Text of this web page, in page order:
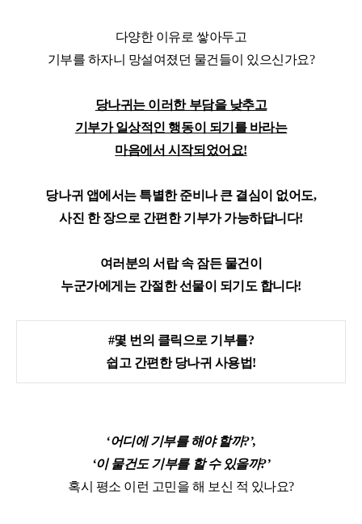
다양한 이유로 쌓아두고
기부를 하자니 망설여졌던 물건들이 있으신가요?
당나귀는 이러한 부담을 낮추고
기부가 일상적인 행동이 되기를 바라는
마음에서 시작되었어요!
당나귀 앱에서는 특별한 준비나 큰 결심이 없어도,
사진 한 장으로 간편한 기부가 가능하답니다!
여러분의 서랍 속 잠든 물건이
누군가에게는 간절한 선물이 되기도 합니다!
#몇 번의 클릭으로 기부를?
쉽고 간편한 당나귀 사용법!
‘어디에 기부를 해야 할까?’,
‘이 물건도 기부를 할 수 있을까?’
혹시 평소 이런 고민을 해 보신 적 있나요?